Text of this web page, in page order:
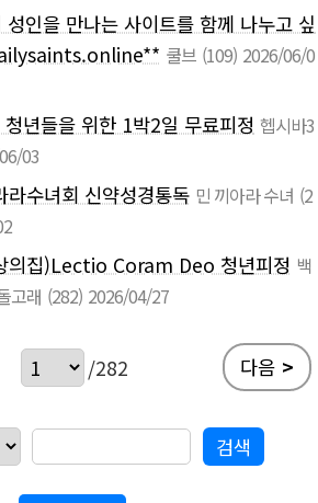
성인을 만나는 사이트를 함께 나누고 싶
쿨브 (109) 2026/06/0
년들을 위한 1박2일 무료피정 헵시바3
03
라수녀회 신약성경통독 민 끼아라 수녀 (2
의집)Lectio Coram Deo 청년피정 백
고래 (282) 2026/04/27
/282 다음 >